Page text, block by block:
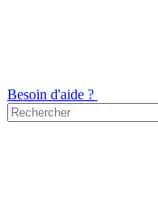
Besoin d'aide ?